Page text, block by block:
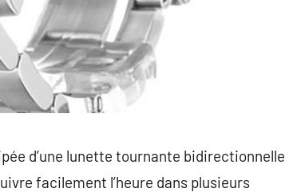
d’une lunette tournante bidirectionnelle
facilement l’heure dans plusieurs